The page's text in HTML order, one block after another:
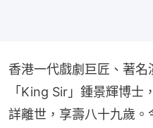
香港一代戲劇巨匠、著
「King Sir」鍾景輝博士
詳離世，享壽八十九歲